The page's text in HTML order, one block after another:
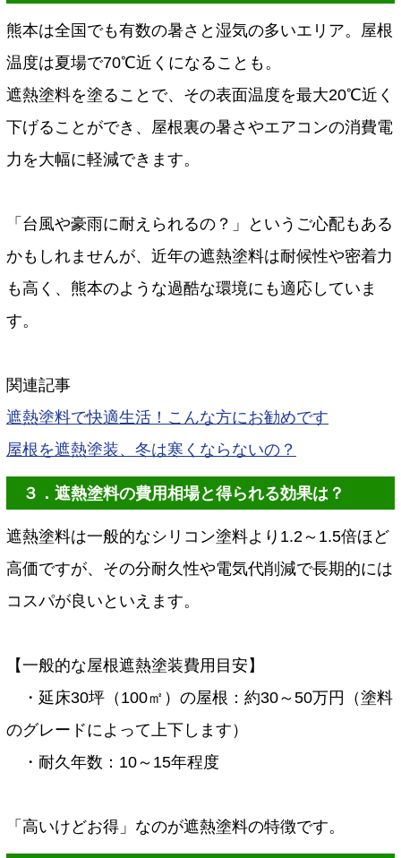
熊本は全国でも有数の暑さと湿気の多いエリア。屋根
温度は夏場で70℃近くになることも。
遮熱塗料を塗ることで、その表面温度を最大20℃近く
下げることができ、屋根裏の暑さやエアコンの消費電
力を大幅に軽減できます。
「台風や豪雨に耐えられるの？」というご心配もある
かもしれませんが、近年の遮熱塗料は耐候性や密着力
も高く、熊本のような過酷な環境にも適応していま
す。
関連記事
遮熱塗料で快適生活！こんな方にお勧めです
屋根を遮熱塗装、冬は寒くならないの？
３．遮熱塗料の費用相場と得られる効果は？
遮熱塗料は一般的なシリコン塗料より1.2～1.5倍ほど
高価ですが、その分耐久性や電気代削減で長期的には
コスパが良いといえます。
【一般的な屋根遮熱塗装費用目安】
・延床30坪（100㎡）の屋根：約30～50万円（塗料
のグレードによって上下します）
・耐久年数：10～15年程度
「高いけどお得」なのが遮熱塗料の特徴です。